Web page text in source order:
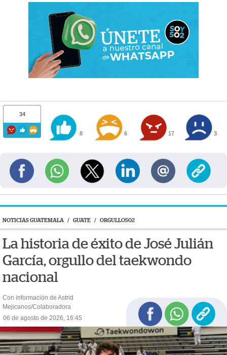
34
8 6 17 3
NOTICIAS GUATEMALA / GUATE / ORGULLO502
La historia de éxito de José Julián
García, orgullo del taekwondo
nacional
Con información de Astrid
Mejicanos/Colaboradora
06 de agosto de 2026, 16:45